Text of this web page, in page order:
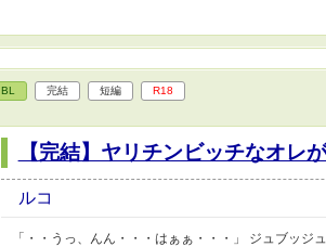
BL 完結 短編 R18
【完結】ヤリチンビッチなオレ
ルコ
「・・うっ、んん・・・はぁぁ・・・」 ジュブッ